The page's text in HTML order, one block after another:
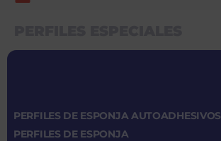
PERFILES DE ESPONJA AUTOADHESIVOS
PERFILES DE ESPONJA